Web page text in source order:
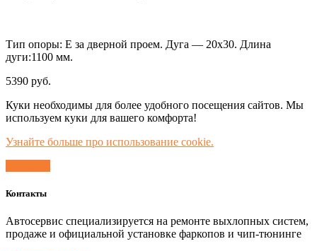
Тип опоры: E за дверной проем. Дуга — 20х30. Длина
дуги:1100 мм.
5390 руб.
Куки необходимы для более удобного посещения сайтов. Мы
используем куки для вашего комфорта!
Узнайте больше про использование cookie.
Контакты
Автосервис специализируется на ремонте выхлопных систем,
продаже и официальной установке фаркопов и чип-тюнинге